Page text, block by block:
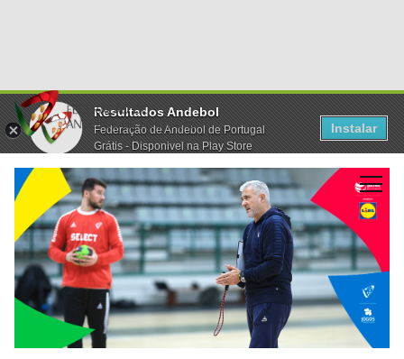
Resultados Andebol
Federação de Andebol de Portugal
Grátis - Disponivel na Play Store
Instalar